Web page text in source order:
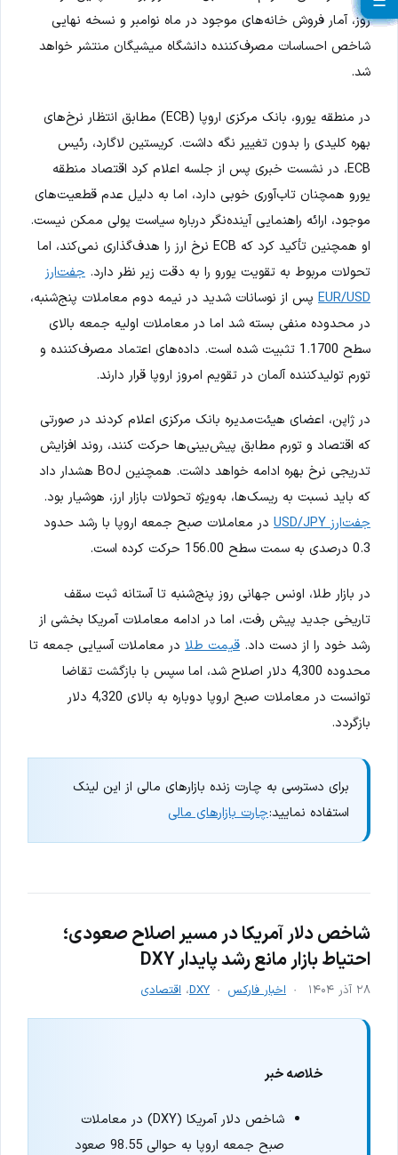
روز، آمار فروش خانه‌های موجود در ماه نوامبر و نسخه نهایی
شاخص احساسات مصرف‌کننده دانشگاه میشیگان منتشر خواهد
شد.
در منطقه یورو، بانک مرکزی اروپا (ECB) مطابق انتظار نرخ‌های
بهره کلیدی را بدون تغییر نگه داشت. کریستین لاگارد، رئیس
ECB، در نشست خبری پس از جلسه اعلام کرد اقتصاد منطقه
یورو همچنان تاب‌آوری خوبی دارد، اما به دلیل عدم قطعیت‌های
موجود، ارائه راهنمایی آینده‌نگر درباره سیاست پولی ممکن نیست.
او همچنین تأکید کرد که ECB نرخ ارز را هدف‌گذاری نمی‌کند، اما
تحولات مربوط به تقویت یورو را به دقت زیر نظر دارد. جفت‌ارز
EUR/USD پس از نوسانات شدید در نیمه دوم معاملات پنج‌شنبه،
در محدوده منفی بسته شد اما در معاملات اولیه جمعه بالای
سطح 1.1700 تثبیت شده است. داده‌های اعتماد مصرف‌کننده و
تورم تولیدکننده آلمان در تقویم امروز اروپا قرار دارند.
در ژاپن، اعضای هیئت‌مدیره بانک مرکزی اعلام کردند در صورتی
که اقتصاد و تورم مطابق پیش‌بینی‌ها حرکت کنند، روند افزایش
تدریجی نرخ بهره ادامه خواهد داشت. همچنین BoJ هشدار داد
که باید نسبت به ریسک‌ها، به‌ویژه تحولات بازار ارز، هوشیار بود.
جفت‌ارز USD/JPY
در معاملات صبح جمعه اروپا با رشد حدود
0.3 درصدی به سمت سطح 156.00 حرکت کرده است.
در بازار طلا، اونس جهانی روز پنج‌شنبه تا آستانه ثبت سقف
تاریخی جدید پیش رفت، اما در ادامه معاملات آمریکا بخشی از
رشد خود را از دست داد. قیمت طلا در معاملات آسیایی جمعه تا
محدوده 4,300 دلار اصلاح شد، اما سپس با بازگشت تقاضا
توانست در معاملات صبح اروپا دوباره به بالای 4,320 دلار
بازگردد.
برای دسترسی به چارت زنده بازارهای مالی از این لینک
استفاده نمایید:چارت بازارهای مالی
شاخص دلار آمریکا در مسیر اصلاح صعودی؛
احتیاط بازار مانع رشد پایدار DXY
۲۸ آذر ۱۴۰۴ اخبار فارکس DXY، اقتصادی
خلاصه خبر
شاخص دلار آمریکا (DXY) در معاملات
صبح جمعه اروپا به حوالی 98.55 صعود